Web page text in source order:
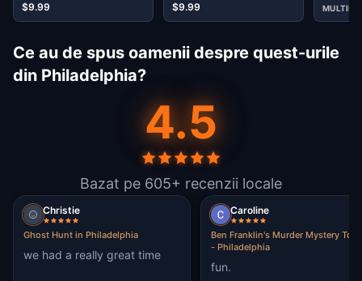
$9.99 $9.99
Ce au de spus oamenii despre quest-urile
din Philadelphia?
4.5
Bazat pe 605+ recenzii locale
Christie
Ghost Hunt in Philadelphia
we had a really great time
Caroline
Ben Franklin's Murder Mystery
- Philadelphia
fun.